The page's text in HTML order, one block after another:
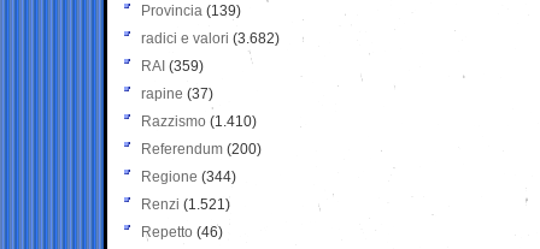
Provincia (139)
radici e valori (3.682)
RAI (359)
rapine (37)
Razzismo (1.410)
Referendum (200)
Regione (344)
Renzi (1.521)
Repetto (46)